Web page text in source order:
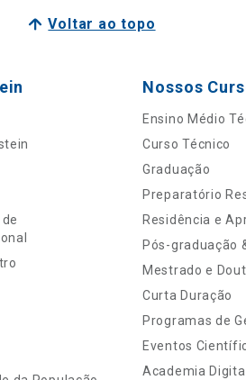
Voltar ao topo
Nossos
Ensino Médio
Curso Técnico
Graduação
Preparatório
Residência e
Pós-graduação
Mestrado e
Curta Duração
Programas de
Eventos
Academia